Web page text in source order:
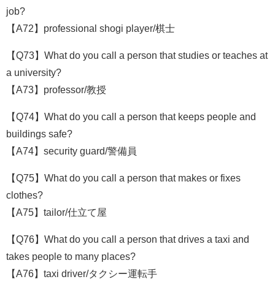
job?
【A72】professional shogi player/棋士
【Q73】What do you call a person that studies or teaches at
a university?
【A73】professor/教授
【Q74】What do you call a person that keeps people and
buildings safe?
【A74】security guard/警備員
【Q75】What do you call a person that makes or fixes
clothes?
【A75】tailor/仕立て屋
【Q76】What do you call a person that drives a taxi and
takes people to many places?
【A76】taxi driver/タクシー運転手